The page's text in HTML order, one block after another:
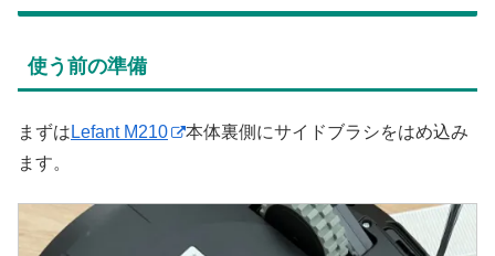
使う前の準備
まずは Lefant M210
本体裏側にサイドブラシをはめ込み
ます。